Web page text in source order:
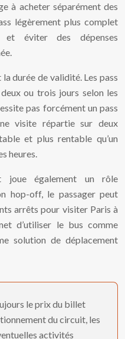
à acheter séparément des
légèrement plus complet
et éviter des dépenses
durée de validité. Les pass
ou trois jours selon les
pas forcément un pass
visite répartie sur deux
et plus rentable qu’un
heures.
joue également un rôle
hop-off, le passager peut
arrêts pour visiter Paris à
d’utiliser le bus comme
solution de déplacement
le prix du billet
du circuit, les
activités